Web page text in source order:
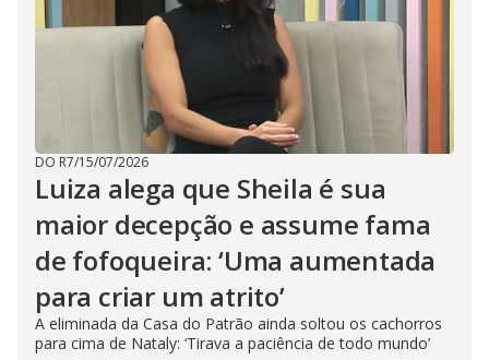
DO R7/15/07/2026
Luiza alega que Sheila é sua
maior decepção e assume fama
de fofoqueira: ‘Uma aumentada
para criar um atrito’
A eliminada da Casa do Patrão ainda soltou os cachorros
para cima de Nataly: ‘Tirava a paciência de todo mundo’